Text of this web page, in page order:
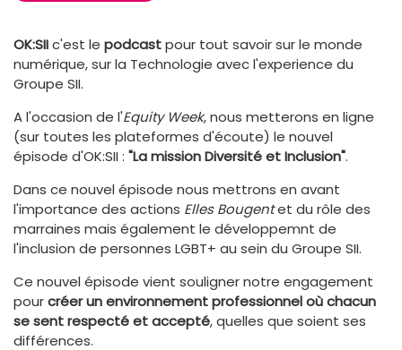
OK:SIIc'est le podcastpour tout savoir sur le monde
numérique, sur la Technologie avec l'experience du
Groupe SII.
A l'occasion de l'Equity Week, nous metterons en ligne
(sur toutes les plateformes d'écoute) le nouvel
épisode d'OK:SII : "La mission Diversité et Inclusion".
Dans ce nouvel épisode nous mettrons en avant
l'importance des actions Elles Bougentet du rôle des
marraines mais également le développemnt de
l'inclusion de personnes LGBT+ au sein du Groupe SII.
Ce nouvel épisode vient souligner notre engagement
pourcréer un environnement professionnel où chacun
se sent respecté et accepté, quelles que soient ses
différences.